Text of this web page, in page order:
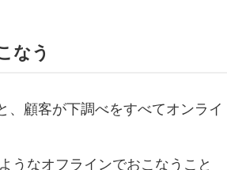
なう
、顧客が下調べをすべてオンライ
うなオフラインでおこなうこと